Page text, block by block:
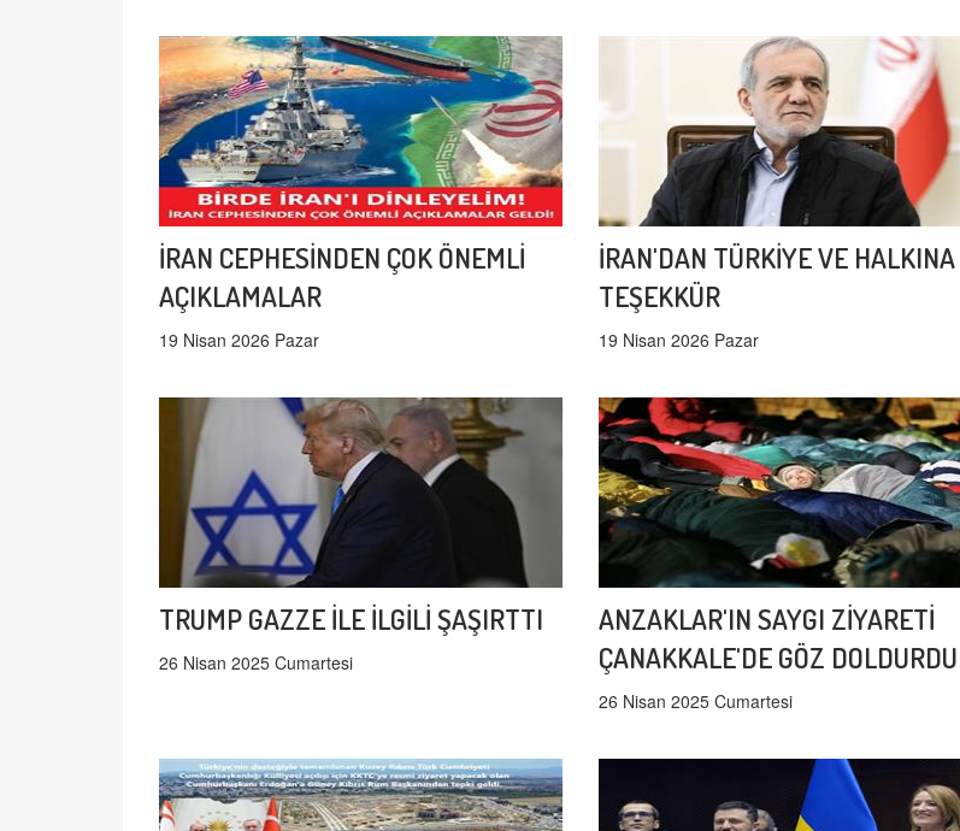
İRAN CEPHESİNDEN ÇOK ÖNEMLİ
AÇIKLAMALAR
19 Nisan 2026 Pazar
İRAN'DAN TÜRKİYE VE HALKINA
TEŞEKKÜR
19 Nisan 2026 Pazar
TRUMP GAZZE İLE İLGİLİ ŞAŞIRTTI
26 Nisan 2025 Cumartesi
ANZAKLAR'IN SAYGI ZİYARETİ
ÇANAKKALE'DE GÖZ DOLDURDU
26 Nisan 2025 Cumartesi